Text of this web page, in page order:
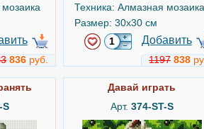
836 руб.
Техника: Алмазная мозаика
Размер: 30x30 см
Добавить
1197 838
S
Давай играть
Арт. 374-ST-S